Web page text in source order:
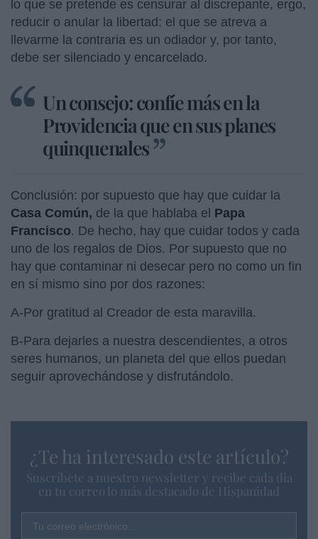
lo que se pretende es censurar al discrepante, ergo,
reducir o anular la libertad: el que se atreva a
llevarme la contraria es un odiador y, por tanto,
debe ser silenciado y encarcelado.
Un consejo: confíe más en la
Providencia que en sus planes
quinquenales
Conclusión: por supuesto que hay que cuidar la
Casa Común, de la que hablaba el Papa
Francisco. De hecho, hay que cuidar todos y cada
uno de los regalos de Dios. Por supuesto que no
hay que contaminar ni desecar pero no como un fin
en sí mismo sino por dos razones:
A-Por gratitud al Creador de esta maravilla.
B-Para dejarles a nuestra descendientes, a otros
seres humanos, un planeta del que ellos puedan
seguir aprovechándose y disfrutándolo.
¿Te ha interesado este artículo?
Suscríbete a nuestro newsletter y recibe cada dia
en tu correo lo más destacado de Hispanidad
Tu correo electrónico...